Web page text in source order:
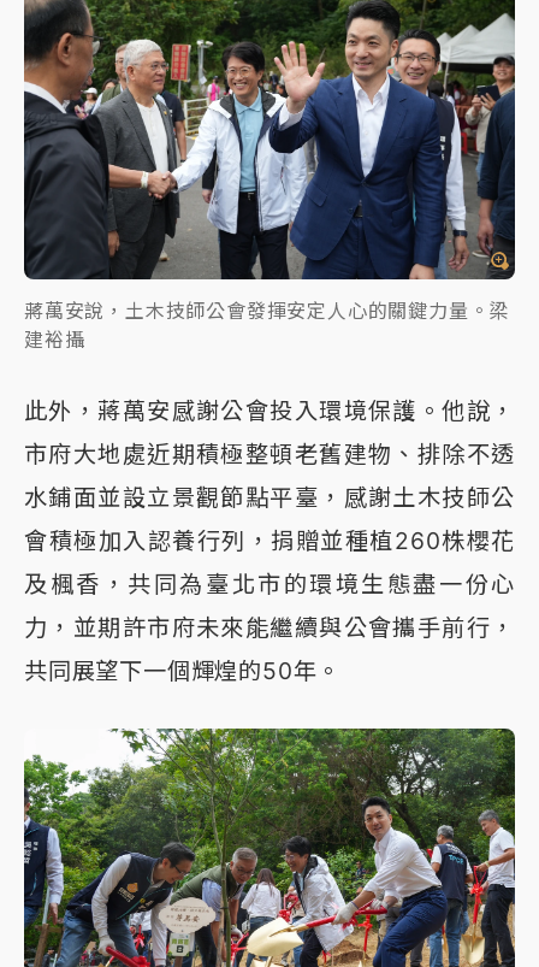
蔣萬安說，土木技師公會發揮安定人心的關鍵力量。梁
建裕攝
此外，蔣萬安感謝公會投入環境保護。他說，
市府大地處近期積極整頓老舊建物、排除不透
水鋪面並設立景觀節點平臺，感謝土木技師公
會積極加入認養行列，捐贈並種植260株櫻花
及楓香，共同為臺北市的環境生態盡一份心
力，並期許市府未來能繼續與公會攜手前行，
共同展望下一個輝煌的50年。